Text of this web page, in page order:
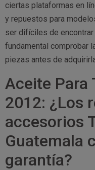
ciertas plataformas en
y repuestos para
ser difíciles de
fundamental comprobar
piezas antes de
Aceite Para
2012: ¿Los
accesorios
Guatemala
garantía?